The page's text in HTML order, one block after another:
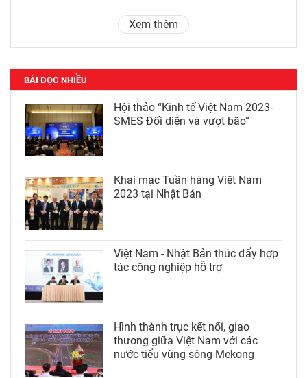
Xem thêm
BÀI ĐỌC NHIỀU
Hội thảo “Kinh tế Việt Nam 2023-
SMES Đối diện và vượt bão”
Khai mạc Tuần hàng Việt Nam
2023 tại Nhật Bản
Việt Nam - Nhật Bản thúc đẩy hợp
tác công nghiệp hỗ trợ
Hình thành trục kết nối, giao
thương giữa Việt Nam với các
nước tiểu vùng sông Mekong